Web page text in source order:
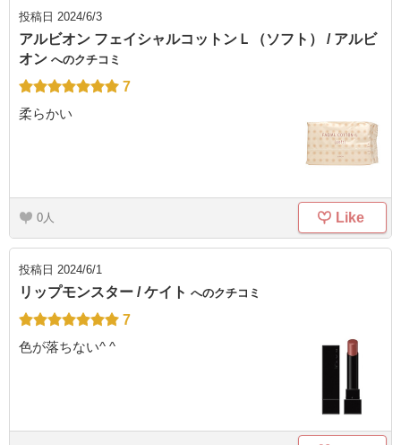
投稿日 2024/6/3
アルビオン フェイシャルコットンＬ（ソフト） / アルビ
オン へのクチコミ
7
柔らかい
0 Like
投稿日 2024/6/1
リップモンスター / ケイト へのクチコミ
7
色が落ちない^ ^